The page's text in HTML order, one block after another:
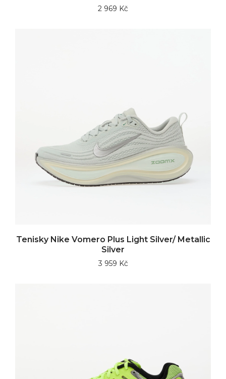
2 969 Kč
Tenisky Nike Vomero Plus Light Silver/ Metallic
Silver
3 959 Kč